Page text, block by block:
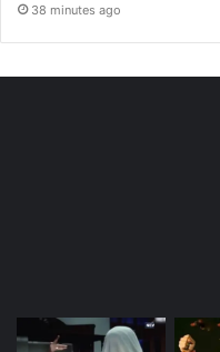
38 minutes ago